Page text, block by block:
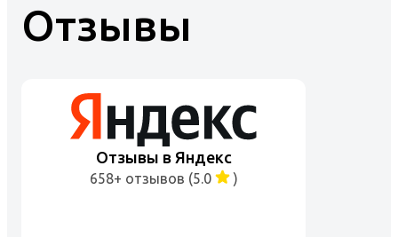
Отзывы
Отзывы в Яндекс
658+ отзывов (5.0 )